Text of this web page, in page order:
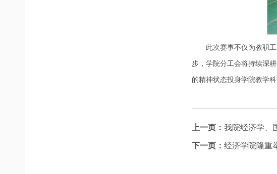
此次赛事不仅为教职
步，学院分工会将持续深
的精神状态投身学院教学
上一页： 我院经济学、
下一页： 经济学院隆重